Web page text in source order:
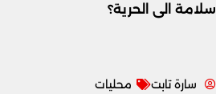
سلامة الى الحرية؟
سارة تابت محليات